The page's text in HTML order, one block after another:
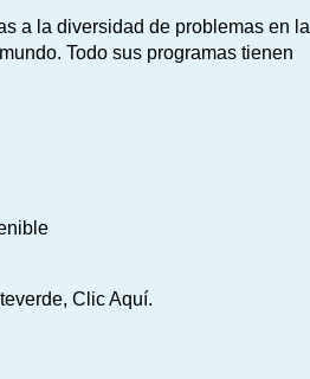
a la diversidad de problemas en la
Todo sus programas tienen
Clic Aquí.